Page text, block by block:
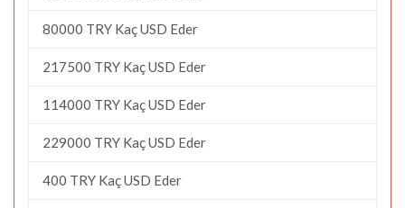
80000 TRY Kaç USD Eder
217500 TRY Kaç USD Eder
114000 TRY Kaç USD Eder
229000 TRY Kaç USD Eder
400 TRY Kaç USD Eder